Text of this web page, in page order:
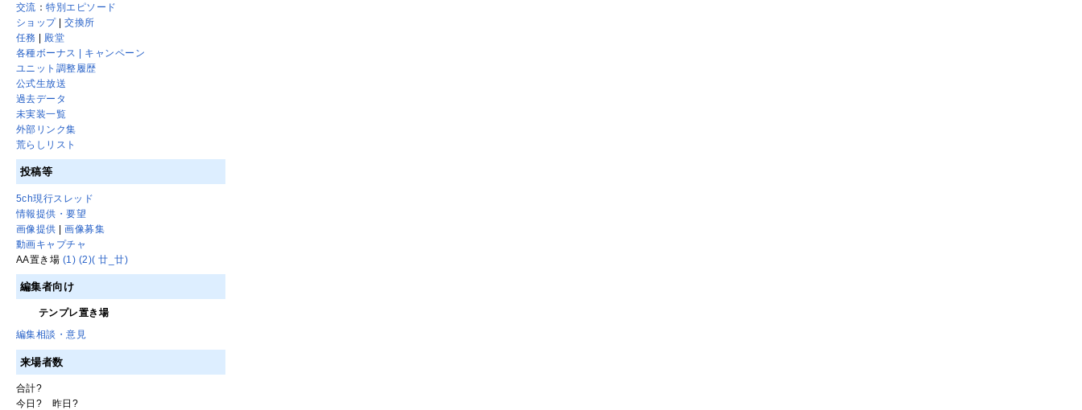
交流 ：特別エピソード
ショップ|交換所
任務 | 殿堂
各種ボーナス | キャンペーン
ユニット調整履歴
公式生放送
過去データ
未実装一覧
外部リンク集
荒らしリスト
投稿等
5ch現行スレッド
情報提供・要望
画像提供 |画像募集
動画キャプチャ
AA置き場 (1) (2)( 廿_廿)
編集者向け
テンプレ置き場
編集相談・意見
来場者数
合計?
今日 ? 昨日 ?